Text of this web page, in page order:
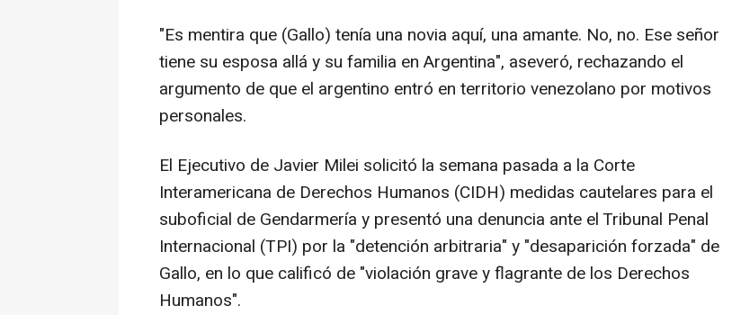
"Es mentira que (Gallo) tenía una novia aquí, una amante. No, no. Ese señor
tiene su esposa allá y su familia en Argentina", aseveró, rechazando el
argumento de que el argentino entró en territorio venezolano por motivos
personales.
El Ejecutivo de Javier Milei solicitó la semana pasada a la Corte
Interamericana de Derechos Humanos (CIDH) medidas cautelares para el
suboficial de Gendarmería y presentó una denuncia ante el Tribunal Penal
Internacional (TPI) por la "detención arbitraria" y "desaparición forzada" de
Gallo, en lo que calificó de "violación grave y flagrante de los Derechos
Humanos".